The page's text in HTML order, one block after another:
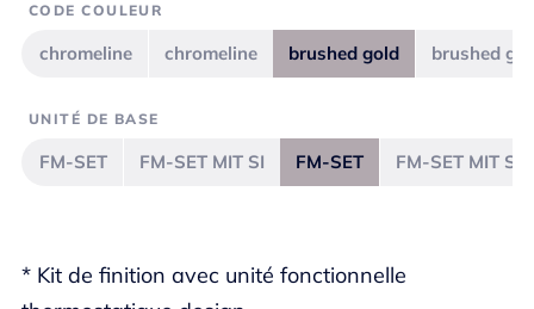
* Kit de finition avec unité fonctionnelle
CODE COULEUR
chromeline chromeline brushed gold brushed
UNITÉ DE BASE
FM-SET FM-SET MIT SI FM-SET FM-SET MIT SI